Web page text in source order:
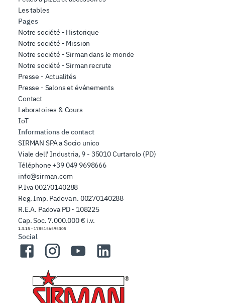
Les tables
Pages
Notre société - Historique
Notre société - Mission
Notre société - Sirman dans le monde
Notre société - Sirman recrute
Presse - Actualités
Presse - Salons et événements
Contact
Laboratoires & Cours
IoT
Informations de contact
SIRMAN SPA a Socio unico
Viale dell' Industria, 9 - 35010 Curtarolo (PD)
Téléphone +39 049 9698666
info@sirman.com
P.Iva 00270140288
Reg. Imp. Padova n. 00270140288
R.E.A. Padova PD - 108225
Cap. Soc. 7.000.000 € i.v.
1.3.15 - 1785156595305
Social
FacebookInstagramYouTubeLinkedIn